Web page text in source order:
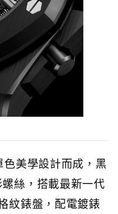
美學設計而成，黑
絲，搭載最新一代
紋錶盤，配電鍍錶